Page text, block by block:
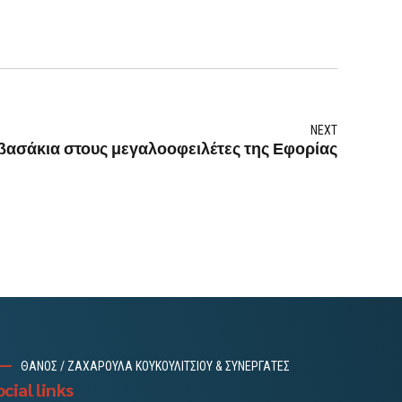
NEXT
στους μεγαλοοφειλέτες της Εφορίας
ΘΑΝΟΣ / ΖΑΧΑΡΟΥΛΑ ΚΟΥΚΟΥΛΙΤΣΙΟΥ & ΣΥΝΕΡΓΑΤΕΣ
links